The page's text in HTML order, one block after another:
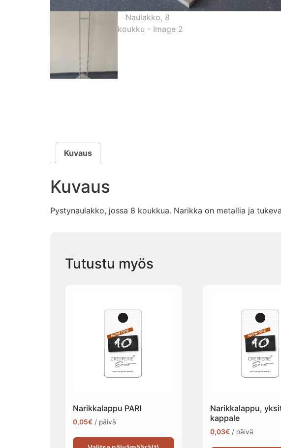
Kuvaus
Kuvaus
Pystynaulakko, jossa 8 koukkua. Narikka on metallia ja
Tutustu myös
Narikkalappu PARI
0,05€ / päivä
Narikkalappu,
kappale
0,03€ / päivä